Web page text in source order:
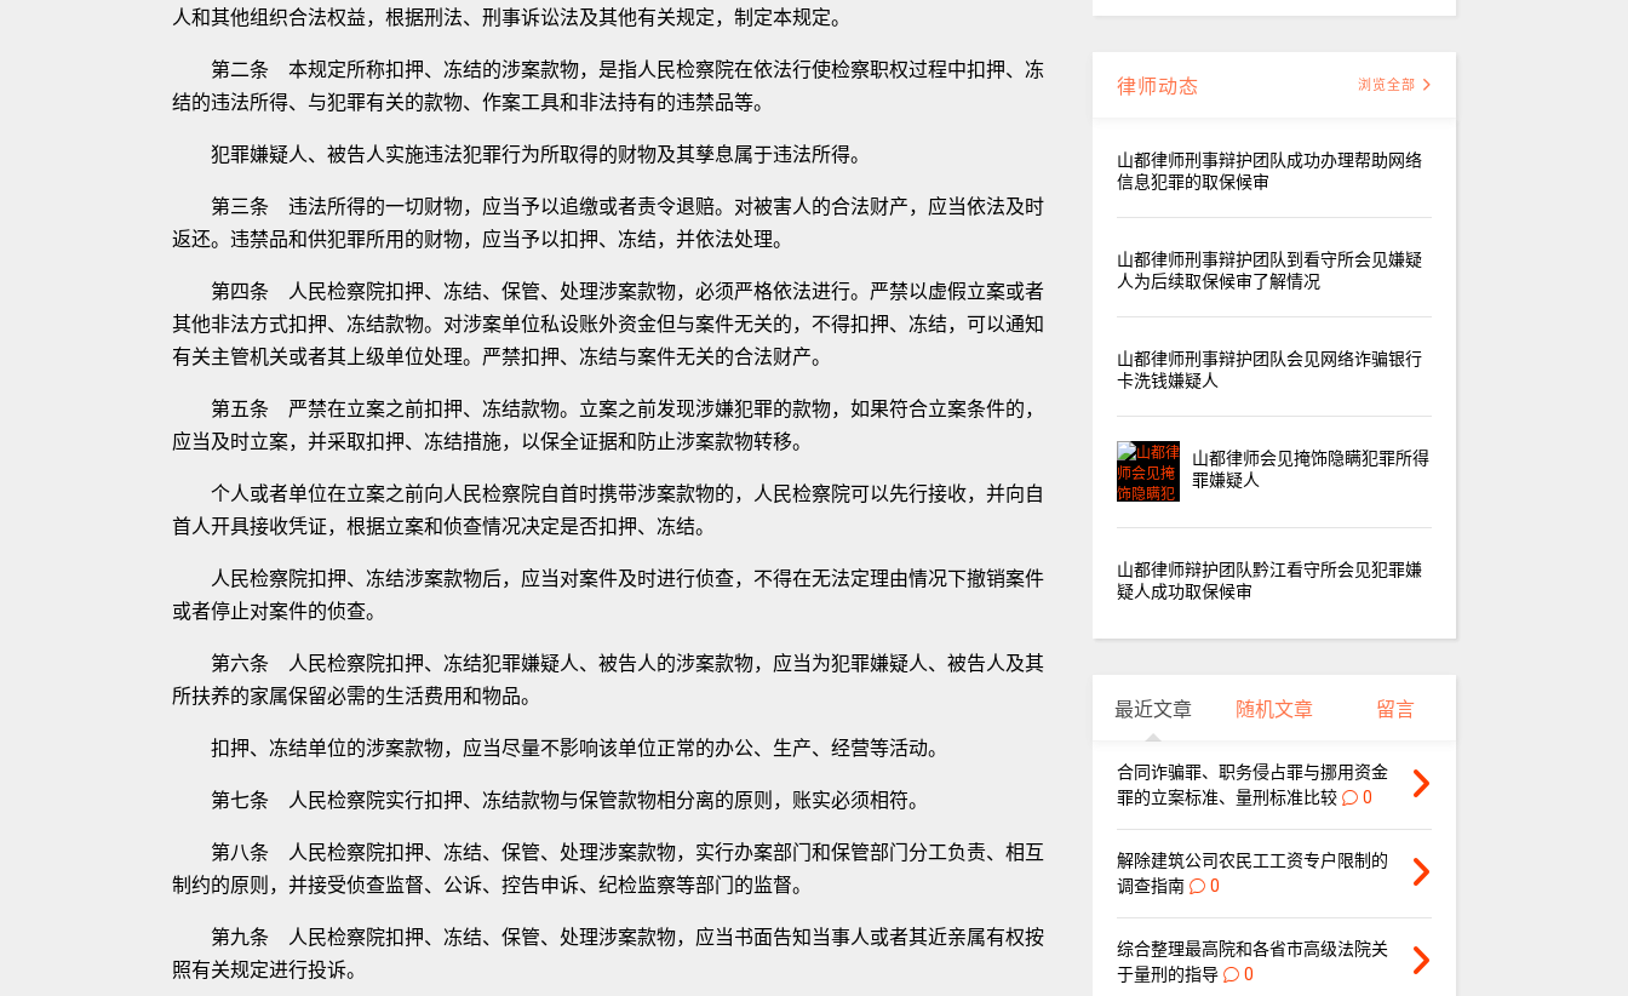
人和其他组织合法权益，根据刑法、刑事诉讼法及其他有关规定，制定本规定。
第二条 本规定所称扣押、冻结的涉案款物，是指人民检察院在依法行使检察职权过程中扣押、冻
结的违法所得、与犯罪有关的款物、作案工具和非法持有的违禁品等。
犯罪嫌疑人、被告人实施违法犯罪行为所取得的财物及其孳息属于违法所得。
第三条 违法所得的一切财物，应当予以追缴或者责令退赔。对被害人的合法财产，应当依法及时
返还。违禁品和供犯罪所用的财物，应当予以扣押、冻结，并依法处理。
第四条 人民检察院扣押、冻结、保管、处理涉案款物，必须严格依法进行。严禁以虚假立案或者
其他非法方式扣押、冻结款物。对涉案单位私设账外资金但与案件无关的，不得扣押、冻结，可以通知
有关主管机关或者其上级单位处理。严禁扣押、冻结与案件无关的合法财产。
第五条 严禁在立案之前扣押、冻结款物。立案之前发现涉嫌犯罪的款物，如果符合立案条件的，
应当及时立案，并采取扣押、冻结措施，以保全证据和防止涉案款物转移。
个人或者单位在立案之前向人民检察院自首时携带涉案款物的，人民检察院可以先行接收，并向自
首人开具接收凭证，根据立案和侦查情况决定是否扣押、冻结。
人民检察院扣押、冻结涉案款物后，应当对案件及时进行侦查，不得在无法定理由情况下撤销案件
或者停止对案件的侦查。
第六条 人民检察院扣押、冻结犯罪嫌疑人、被告人的涉案款物，应当为犯罪嫌疑人、被告人及其
所扶养的家属保留必需的生活费用和物品。
扣押、冻结单位的涉案款物，应当尽量不影响该单位正常的办公、生产、经营等活动。
第七条 人民检察院实行扣押、冻结款物与保管款物相分离的原则，账实必须相符。
第八条 人民检察院扣押、冻结、保管、处理涉案款物，实行办案部门和保管部门分工负责、相互
制约的原则，并接受侦查监督、公诉、控告申诉、纪检监察等部门的监督。
第九条 人民检察院扣押、冻结、保管、处理涉案款物，应当书面告知当事人或者其近亲属有权按
照有关规定进行投诉。
律师动态 浏览全部
山都律师刑事辩护团队成功办理帮助网络
信息犯罪的取保候审
山都律师刑事辩护团队到看守所会见嫌疑
人为后续取保候审了解情况
山都律师刑事辩护团队会见网络诈骗银行
卡洗钱嫌疑人
山都律师会见掩饰隐瞒犯罪所得
罪嫌疑人
山都律师辩护团队黔江看守所会见犯罪嫌
疑人成功取保候审
最近文章 随机文章 留言
合同诈骗罪、职务侵占罪与挪用资金
罪的立案标准、量刑标准比较
0
解除建筑公司农民工工资专户限制的
调查指南
0
综合整理最高院和各省市高级法院关
于量刑的指导
0